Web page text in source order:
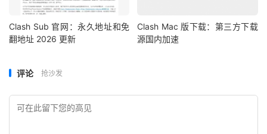
Clash Sub 官网：永久地址和免
翻地址 2026 更新
Clash Mac 版下载：第三方下载
源国内加速
评论 抢沙发